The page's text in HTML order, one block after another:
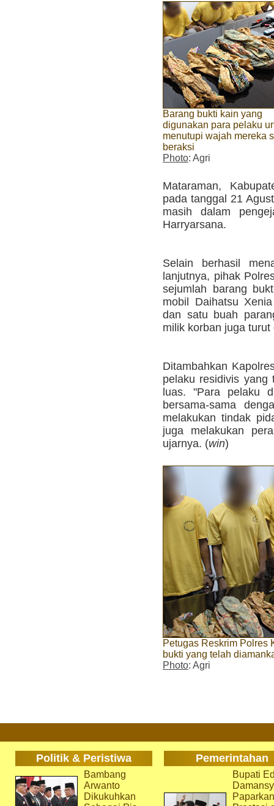
Barang bukti kain yang
digunakan para pelaku
menutupi wajah mereka
beraksi
Photo: Agri
Mataraman,
pada tanggal 21
masih dalam
Harryarsana.
Selain berhasil
lanjutnya, pihak
sejumlah barang
mobil Daihatsu
dan satu buah
milik korban juga
Ditambahkan
pelaku residivis yang
luas. "Para pelaku
bersama-sama
melakukan tindak
juga melakukan
ujarnya. (win)
Petugas Reskrim Polres
bukti yang telah
Photo: Agri
Politik & Peristiwa Pemerintahan
Bambang
Arwanto
Dikukuhkan
Bupati
Paparkan